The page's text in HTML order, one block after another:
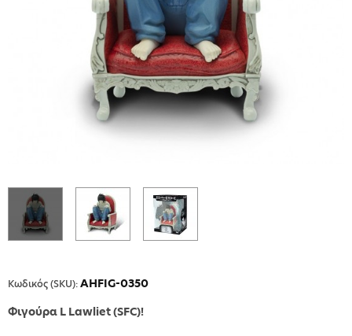
Κωδικός (SKU):AHFIG-0350
Φιγούρα L Lawliet (SFC)!